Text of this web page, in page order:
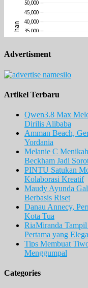
Advertisment
Artikel Terbaru
Qwen3.8 Max
Dirilis Alibaba
Amman Beach,
Yordania
Melanie C
Beckham Jadi
PINTU Satukan
Kolaborasi Kreatif
Maudy Ayunda
Berbasis Riset
Danau Annecy,
Kota Tua
RiaMiranda
Pertama yang
Tips Membuat
Menggumpal
Categories